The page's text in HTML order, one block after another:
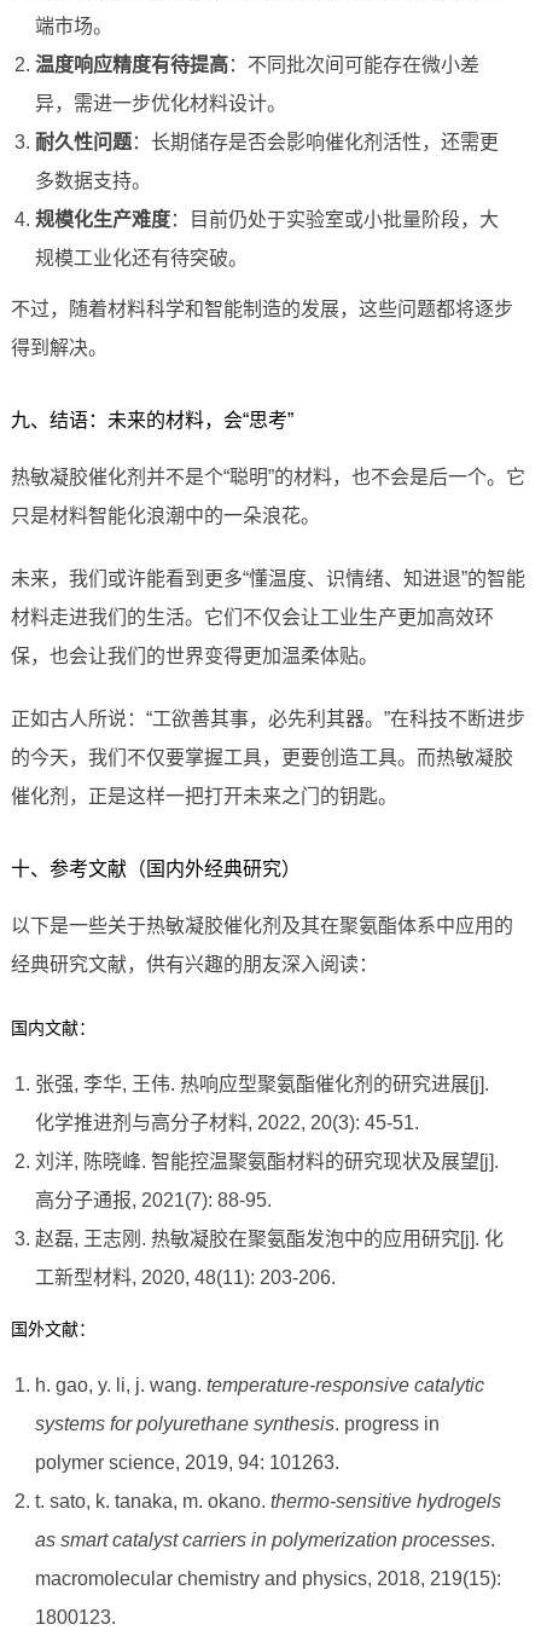
端市场。
温度响应精度有待提高：不同批次间可能存在微小差
异，需进一步优化材料设计。
耐久性问题：长期储存是否会影响催化剂活性，还需更
多数据支持。
规模化生产难度：目前仍处于实验室或小批量阶段，大
规模工业化还有待突破。
不过，随着材料科学和智能制造的发展，这些问题都将逐步
得到解决。
九、结语：未来的材料，会“思考”
热敏凝胶催化剂并不是个“聪明”的材料，也不会是后一个。它
只是材料智能化浪潮中的一朵浪花。
未来，我们或许能看到更多“懂温度、识情绪、知进退”的智能
材料走进我们的生活。它们不仅会让工业生产更加高效环
保，也会让我们的世界变得更加温柔体贴。
正如古人所说：“工欲善其事，必先利其器。”在科技不断进步
的今天，我们不仅要掌握工具，更要创造工具。而热敏凝胶
催化剂，正是这样一把打开未来之门的钥匙。
十、参考文献（国内外经典研究）
以下是一些关于热敏凝胶催化剂及其在聚氨酯体系中应用的
经典研究文献，供有兴趣的朋友深入阅读：
国内文献：
张强, 李华, 王伟. 热响应型聚氨酯催化剂的研究进展[j].
化学推进剂与高分子材料, 2022, 20(3): 45-51.
刘洋, 陈晓峰. 智能控温聚氨酯材料的研究现状及展望[j].
高分子通报, 2021(7): 88-95.
赵磊, 王志刚. 热敏凝胶在聚氨酯发泡中的应用研究[j]. 化
工新型材料, 2020, 48(11): 203-206.
国外文献：
h. gao, y. li, j. wang. temperature-responsive catalytic
systems for polyurethane synthesis. progress in
polymer science, 2019, 94: 101263.
t. sato, k. tanaka, m. okano. thermo-sensitive hydrogels
as smart catalyst carriers in polymerization processes.
macromolecular chemistry and physics, 2018, 219(15):
1800123.